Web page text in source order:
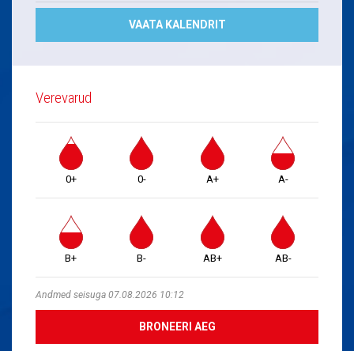
VAATA KALENDRIT
Verevarud
0+ 0- A+ A-
B+ B- AB+ AB-
Andmed seisuga 07.08.2026 10:12
BRONEERI AEG